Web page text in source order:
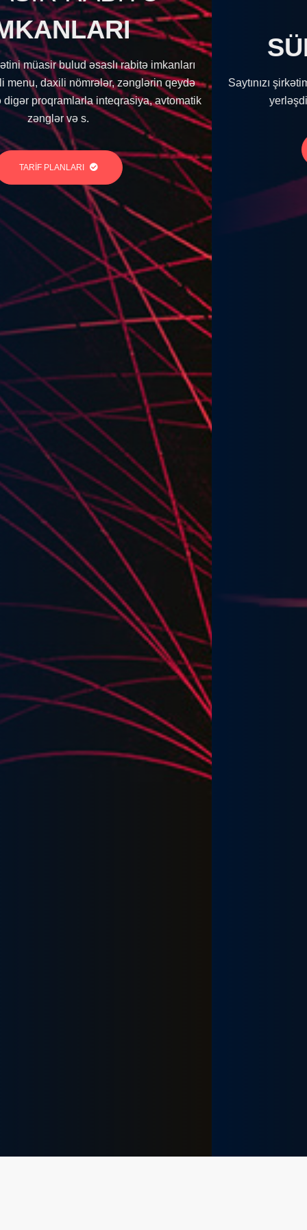
qeydə
SAYTINI
Saytınızı şirkətimizin Azərbaycan lokasiyalı
yerləşdirməklə daha sürətli edə bilərsiz.
TARİF PLANLARI